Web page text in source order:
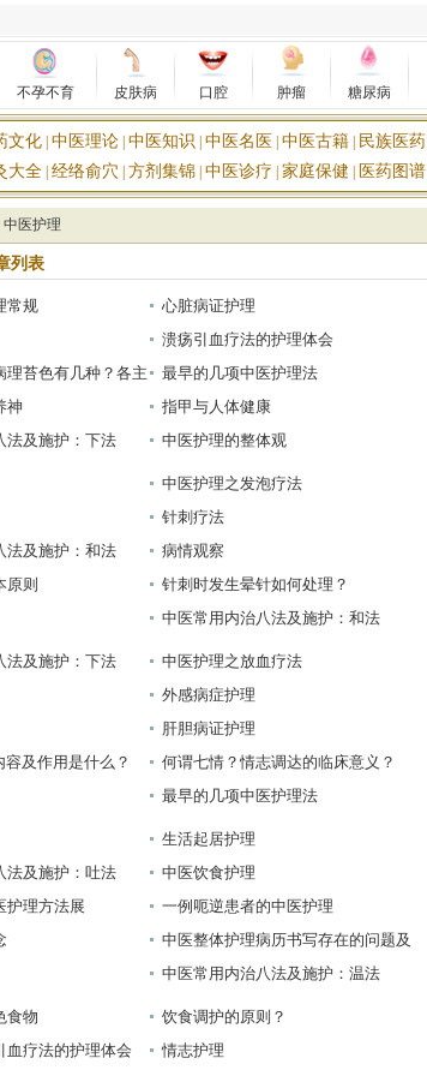
不孕不育 皮肤病 口腔 肿瘤 糖尿病
文化 中医理论 中医知识 中医名医 中医古籍 民族医药
大全 经络俞穴 方剂集锦 中医诊疗 家庭保健 医药图谱
中医护理
列表
常规
心脏病证护理
溃疡引血疗法的护理体会
理苔色有几种？各主
最早的几项中医护理法
神
指甲与人体健康
法及施护：下法
中医护理的整体观
中医护理之发泡疗法
针刺疗法
法及施护：和法
病情观察
原则
针刺时发生晕针如何处理？
中医常用内治八法及施护：和法
法及施护：下法
中医护理之放血疗法
外感病症护理
肝胆病证护理
容及作用是什么？
何谓七情？情志调达的临床意义？
最早的几项中医护理法
生活起居护理
法及施护：吐法
中医饮食护理
护理方法展
一例呃逆患者的中医护理
中医整体护理病历书写存在的问题及
对策
中医常用内治八法及施护：温法
食物
饮食调护的原则？
血疗法的护理体会
情志护理